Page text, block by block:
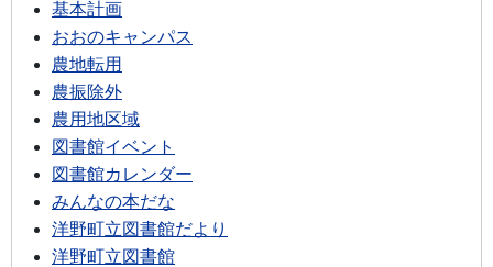
基本計画
おおのキャンパス
農地転用
農振除外
農用地区域
図書館イベント
図書館カレンダー
みんなの本だな
洋野町立図書館だより
洋野町立図書館